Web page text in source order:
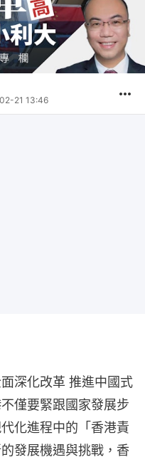
21 13:46
深化改革 推進中國式
僅要緊跟國家發展步
化進程中的「香港責
發展機遇與挑戰，香